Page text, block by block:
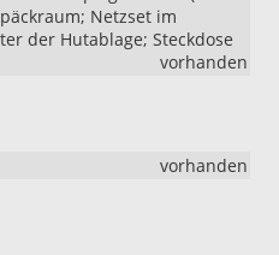
Netzset im
der Hutablage; Steckdose
vorhanden
vorhanden